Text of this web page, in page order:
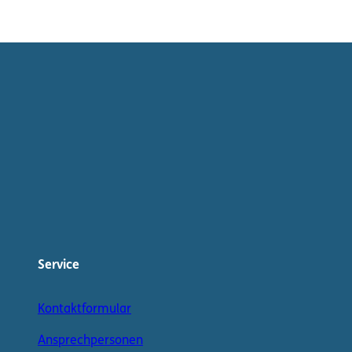
Service
Kontaktformular
Ansprechpersonen